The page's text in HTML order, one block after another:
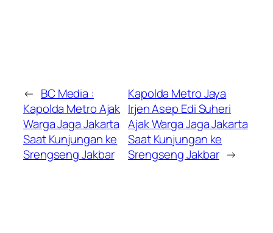
← BC Media :
Kapolda Metro Ajak
Warga Jaga Jakarta
Saat Kunjungan ke
Srengseng Jakbar
Kapolda Metro Jaya
Irjen Asep Edi Suheri
Ajak Warga Jaga Jakarta
Saat Kunjungan ke
Srengseng Jakbar →